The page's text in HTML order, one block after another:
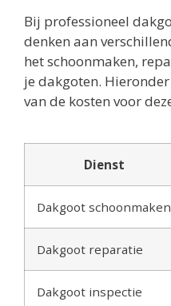
Bij professioneel
denken aan
het schoonmaken,
je dakgoten.
van de kosten voor
Dienst
Dakgoot schoonmaken
Dakgoot reparatie
Dakgoot inspectie